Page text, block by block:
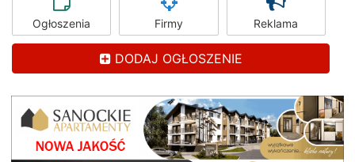
Ogłoszenia Firmy Reklama
DODAJ OGŁOSZENIE